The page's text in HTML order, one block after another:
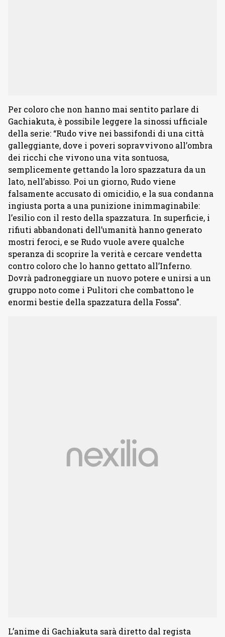
Per coloro che non hanno mai sentito parlare di
Gachiakuta, è possibile leggere la sinossi ufficiale
della serie: “Rudo vive nei bassifondi di una città
galleggiante, dove i poveri sopravvivono all’ombra
dei ricchi che vivono una vita sontuosa,
semplicemente gettando la loro spazzatura da un
lato, nell’abisso. Poi un giorno, Rudo viene
falsamente accusato di omicidio, e la sua condanna
ingiusta porta a una punizione inimmaginabile:
l’esilio con il resto della spazzatura. In superficie, i
rifiuti abbandonati dell’umanità hanno generato
mostri feroci, e se Rudo vuole avere qualche
speranza di scoprire la verità e cercare vendetta
contro coloro che lo hanno gettato all’Inferno.
Dovrà padroneggiare un nuovo potere e unirsi a un
gruppo noto come i Pulitori che combattono le
enormi bestie della spazzatura della Fossa”.
L’anime di Gachiakuta sarà diretto dal regista